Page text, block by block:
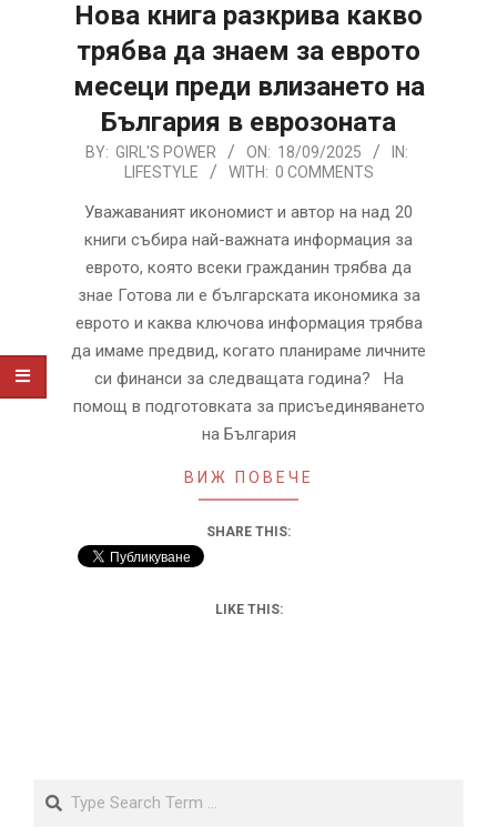
Нова книга разкрива какво
трябва да знаем за еврото
месеци преди влизането на
България в еврозоната
2025-
BY: GIRL'S POWER ON: 18/09/2025
IN:
LIFESTYLE
WITH: 0 COMMENTS
Уважаваният икономист и автор на над 20
книги събира най-важната информация за
еврото, която всеки гражданин трябва да
знае Готова ли е българската икономика за
еврото и каква ключова информация трябва
да имаме предвид, когато планираме личните
си финанси за следващата година? На
помощ в подготовката за присъединяването
на България
ВИЖ ПОВЕЧЕ
SHARE THIS:
LIKE THIS: